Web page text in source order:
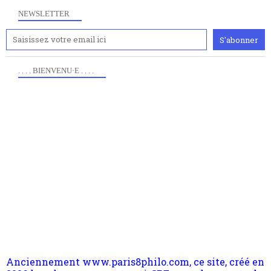
NEWSLETTER
. . . . BIENVENU·E . . . .
l'actualité et de l'expérimentation à Paris 8. Il